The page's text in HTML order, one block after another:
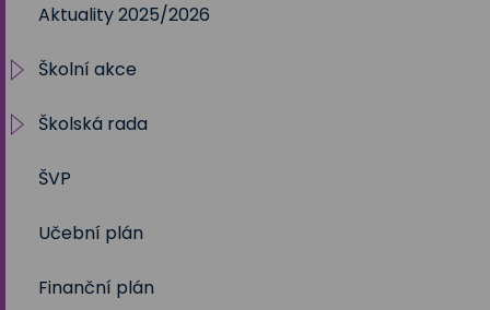
Aktuality 2025/2026
Školní akce
2025/2026
2024/2025
2023/2024
2022/2023
Školská rada
Volby 2017
Volby 2020
Volby 2023
ŠVP
Učební plán
Finanční plán